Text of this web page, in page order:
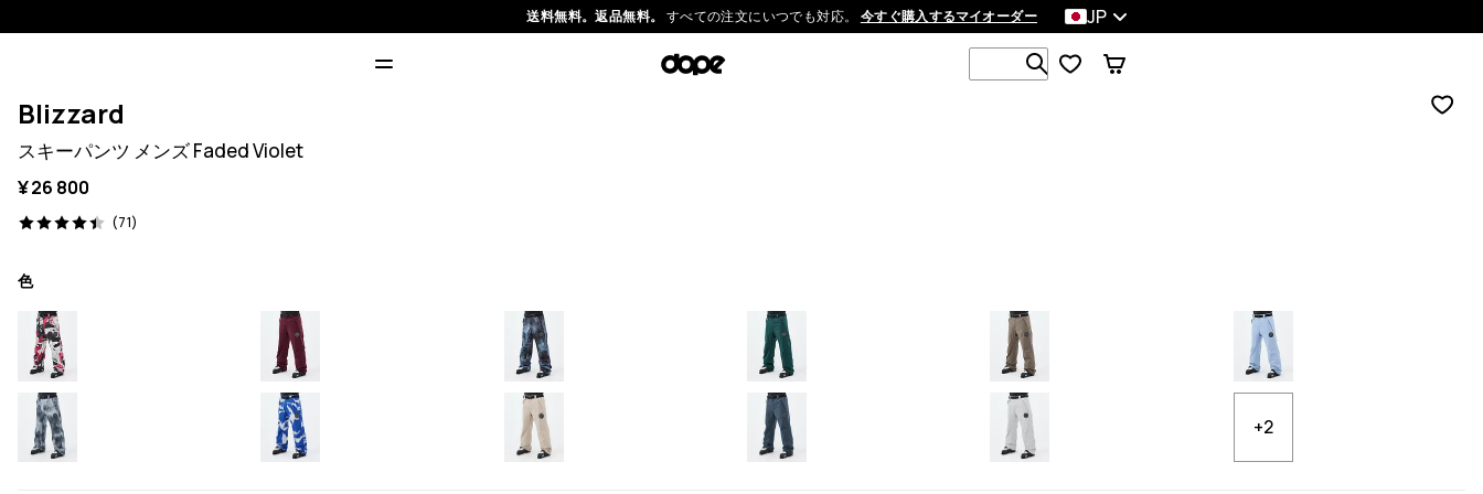
送料無料。返品無料。 すべての注文にいつでも対応。 今すぐ購入するマイオーダー JP
1 000以上の商品を検索
Blizzard
スキーパンツ メンズ Faded Violet
¥ 26 800
(71)
71 レビュー, 4.4/5
色
+2